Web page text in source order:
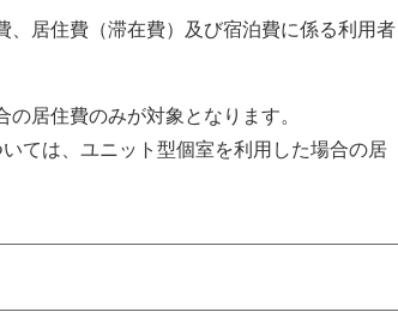
居住費（滞在費）及び宿泊費に係る利用者
居住費のみが対象となります。
ては、ユニット型個室を利用した場合の居